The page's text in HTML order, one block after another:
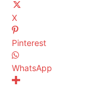
X
Pinterest
WhatsApp